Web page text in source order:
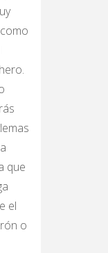
que
el
o